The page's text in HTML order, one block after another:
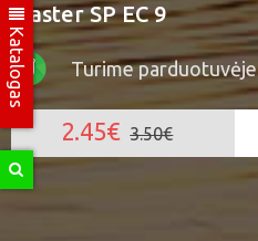
Katalogas
Master SP EC 9
Turime parduotuvėje
2.45€ 3.50€